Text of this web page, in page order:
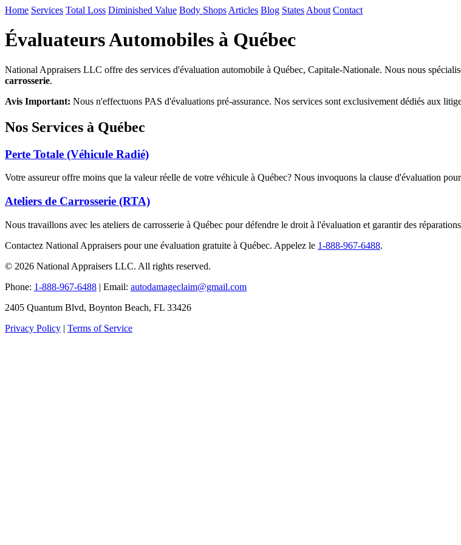
Home Services Total Loss Diminished Value Body Shops Articles Blog States About Contact
Évaluateurs Automobiles à Québec
National Appraisers LLC offre des services d'évaluation automobile à Québec, Capitale-Nationale. Nous nous
carrosserie.
Avis Important: Nous n'effectuons PAS d'évaluations pré-assurance. Nos services sont exclusivement dédiés aux
Nos Services à Québec
Perte Totale (Véhicule Radié)
Votre assureur offre moins que la valeur réelle de votre véhicule à Québec? Nous invoquons la clause d'évaluation
Ateliers de Carrosserie (RTA)
Nous travaillons avec les ateliers de carrosserie à Québec pour défendre le droit à l'évaluation et garantir des
Contactez National Appraisers pour une évaluation gratuite à Québec. Appelez le 1-888-967-6488.
© 2026 National Appraisers LLC. All rights reserved.
Phone: 1-888-967-6488 | Email: autodamageclaim@gmail.com
2405 Quantum Blvd, Boynton Beach, FL 33426
Privacy Policy | Terms of Service